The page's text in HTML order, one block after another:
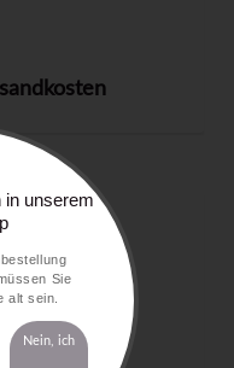
in unserem
Sie
alt sein.
Nein, ich